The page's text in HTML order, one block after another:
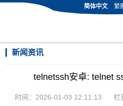
简体中文 繁
新闻资讯
telnetssh安卓: telnet
时间：2026-01-03 12:11:13 栏